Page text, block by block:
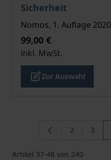
Sicherheit
Nomos, 1. Auflage 2020
99,00 €
inkl. MwSt.
Zur Auswahl
Artikel 37-48 von 240
Seite
2 Seite
3